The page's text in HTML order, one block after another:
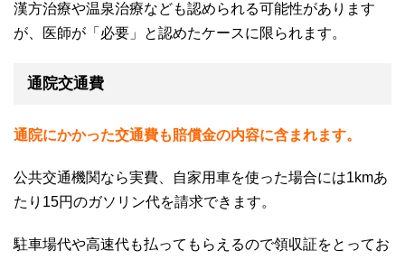
漢方治療や温泉治療なども認められる可能性があります
が、医師が「必要」と認めたケースに限られます。
通院交通費
通院にかかった交通費も賠償金の内容に含まれます。
公共交通機関なら実費、自家用車を使った場合には1kmあ
たり 15円のガソリン代を請求できます。
駐車場代や高速代も払ってもらえるので領収証をとってお